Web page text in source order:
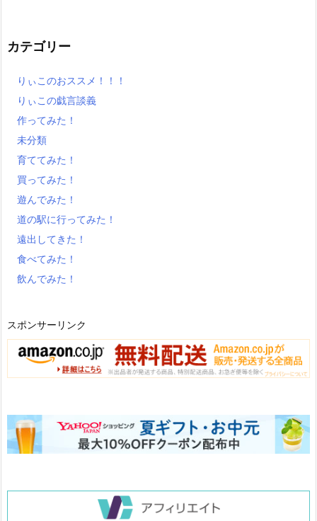
カテゴリー
りぃこのおススメ！！！
りぃこの戯言談義
作ってみた！
未分類
育ててみた！
買ってみた！
遊んでみた！
道の駅に行ってみた！
遠出してきた！
食べてみた！
飲んでみた！
スポンサーリンク